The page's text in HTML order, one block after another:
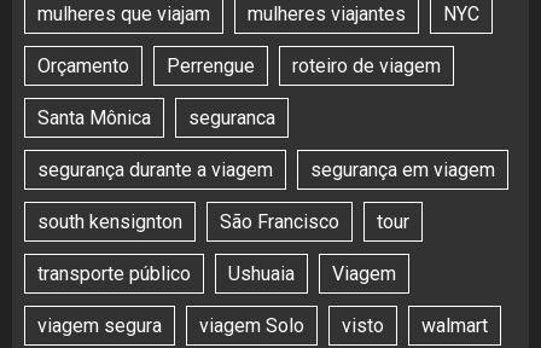
mulheres que viajam mulheres viajantes NYC
Orçamento Perrengue roteiro de viagem
Santa Mônica seguranca
segurança durante a viagem segurança em viagem
south kensignton São Francisco tour
transporte público Ushuaia Viagem
viagem segura viagem Solo visto walmart